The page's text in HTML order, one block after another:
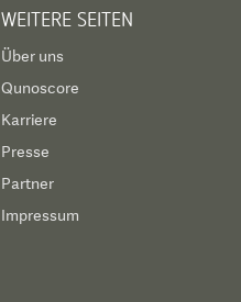
WEITERE SEITEN
Über uns
Qunoscore
Karriere
Presse
Partner
Impressum